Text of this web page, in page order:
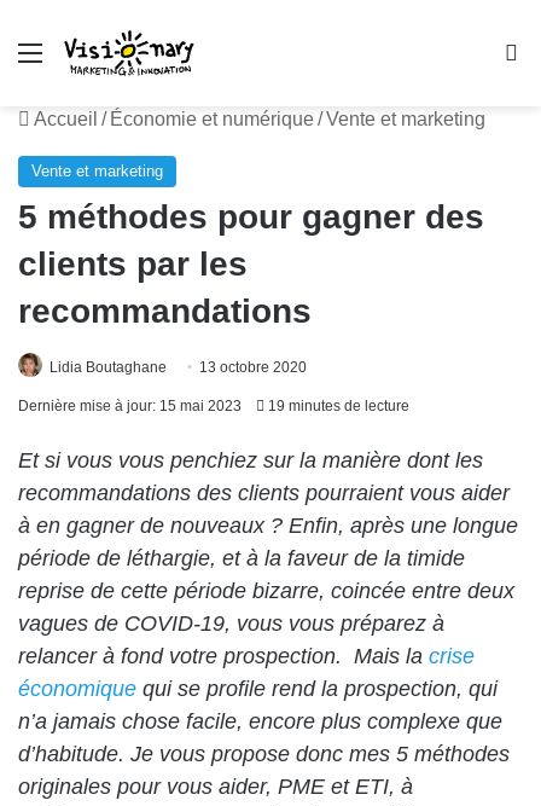
Menu
Accueil / Économie et numérique/Vente et marketing
Vente et marketing
5 méthodes pour gagner des
clients par les
recommandations
Lidia Boutaghane 13 octobre 2020
Dernière mise à jour: 15 mai 2023 19 minutes de lecture
Et si vous vous penchiez sur la manière dont les
recommandations des clients pourraient vous aider
à en gagner de nouveaux ? Enfin, après une longue
période de léthargie, et à la faveur de la timide
reprise de cette période bizarre, coincée entre deux
vagues de COVID-19, vous vous préparez à
relancer à fond votre prospection. Mais la crise
économique qui se profile rend la prospection, qui
n’a jamais chose facile, encore plus complexe que
d’habitude. Je vous propose donc mes 5 méthodes
originales pour vous aider, PME et ETI, à